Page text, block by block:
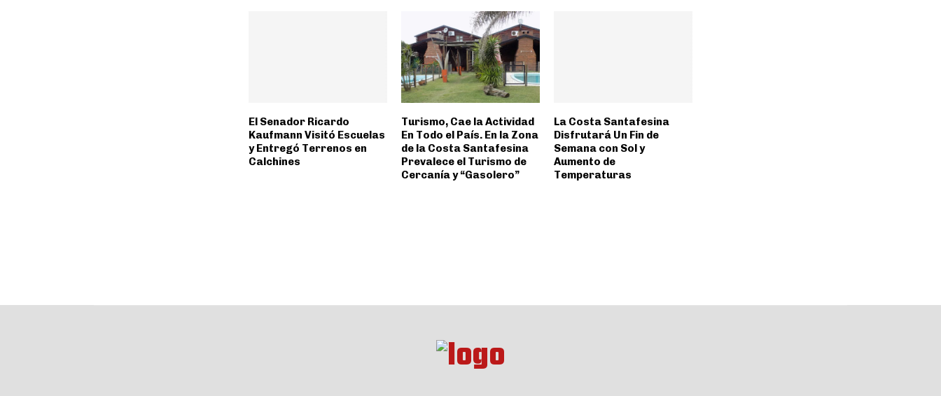
El Senador Ricardo
Kaufmann Visitó Escuelas
y Entregó Terrenos en
Calchines
Turismo, Cae la Actividad
En Todo el País. En la Zona
de la Costa Santafesina
Prevalece el Turismo de
Cercanía y “Gasolero”
La Costa Santafesina
Disfrutará Un Fin de
Semana con Sol y
Aumento de
Temperaturas